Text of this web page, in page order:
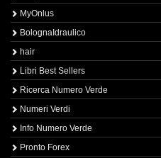
MyOnlus
BolognaIdraulico
hair
Libri Best Sellers
Ricerca Numero Verde
Numeri Verdi
Info Numero Verde
Pronto Forex